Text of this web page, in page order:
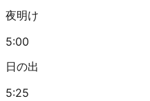
夜明け
5:00
日の出
5:25